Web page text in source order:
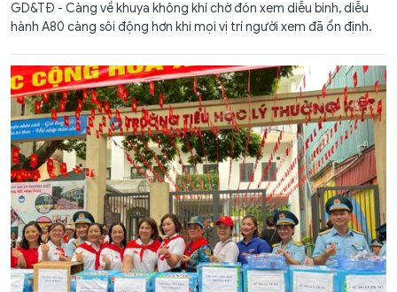
GD&TĐ - Càng về khuya không khí chờ đón xem diễu binh, diễu
hành A80 càng sôi động hơn khi mọi vị trí người xem đã ổn định.